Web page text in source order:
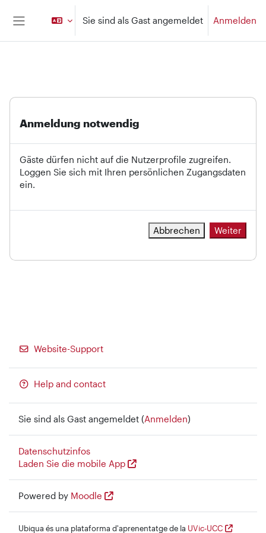
Sie sind als Gast angemeldet Anmelden
Anmeldung notwendig
Gäste dürfen nicht auf die Nutzerprofile zugreifen.
Loggen Sie sich mit Ihren persönlichen Zugangsdaten
ein.
Abbrechen Weiter
Website-Support
Help and contact
Sie sind als Gast angemeldet (Anmelden)
Datenschutzinfos
Laden Sie die mobile App
Powered by Moodle
Ubiqua és una plataforma d'aprenentatge de la UVic-UCC